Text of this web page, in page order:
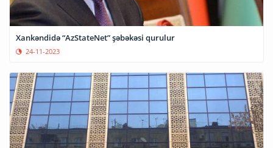
Xankəndidə “AzS­ta­te­Net” şəbəkəsi qurulur
24-11-2023